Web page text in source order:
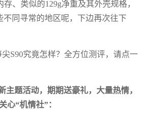
、类似的129g净重及其外壳规格，
不同寻常的地区呢，下边再次往下
尖S90究竟怎样？全方位测评，请点一
主题活动，期期送豪礼，大量热情，
心“机情社”：